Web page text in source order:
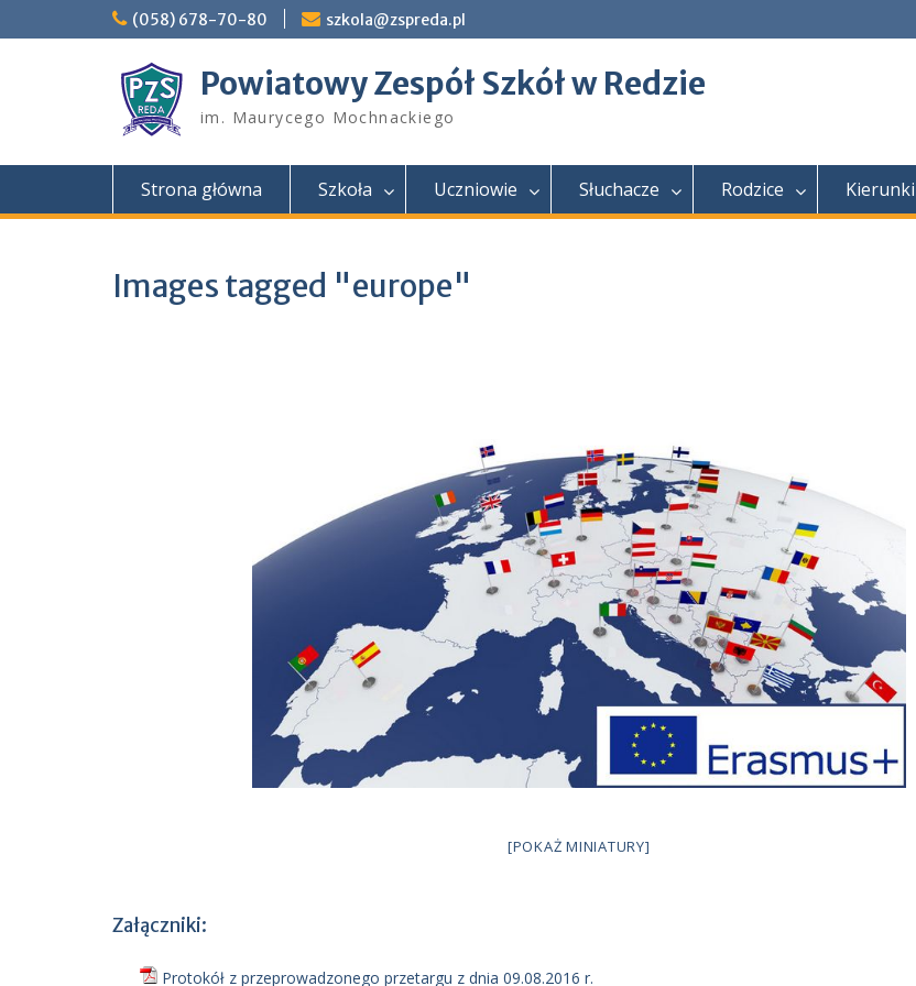
to
(058) 678-70-80 szkola@zspreda.pl
Powiatowy Zespół Szkół w Redzie
im. Maurycego Mochnackiego
Strona główna Szkoła Uczniowie Słuchacze Rodzice
Images tagged "europe"
[POKAŻ MINIATURY]
Załączniki:
Protokół z przeprowadzonego przetargu z dnia 09.08.2016 r.